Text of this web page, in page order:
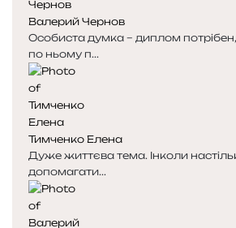
к
а
к
а
Валерий Чернов
Особиста думка – диплом
по ньому п...
Тимченко Елена
Дуже життєва тема. Інколи
допомагати...